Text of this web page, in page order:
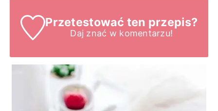
Przetestować ten przepis?
Daj znać w komentarzu!